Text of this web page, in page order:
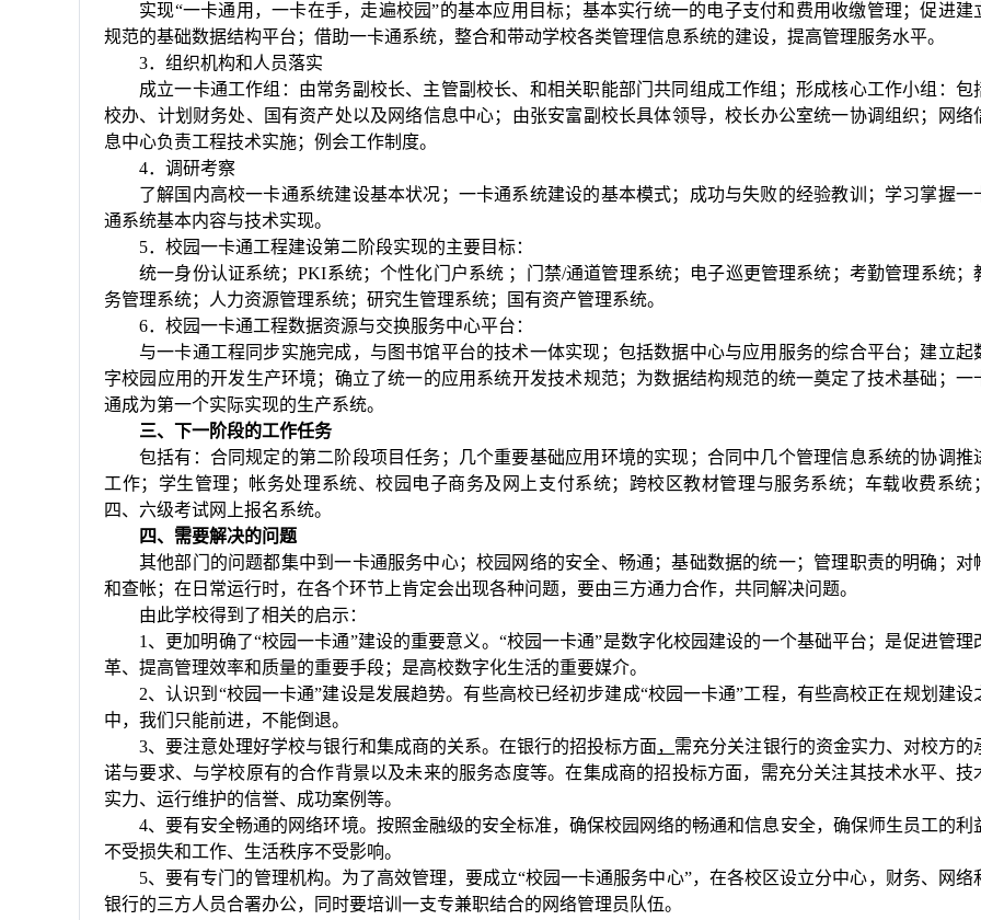
实现“一卡通用，一卡在手，走遍校园”的基本应用目标；基本实行统一的电子支付和费用收缴管理；促进建
规范的基础数据结构平台；借助一卡通系统，整合和带动学校各类管理信息系统的建设，提高管理服务水平。
3．组织机构和人员落实
成立一卡通工作组：由常务副校长、主管副校长、和相关职能部门共同组成工作组；形成核心工作小组：包
校办、计划财务处、国有资产处以及网络信息中心；由张安富副校长具体领导，校长办公室统一协调组织；网络
息中心负责工程技术实施；例会工作制度。
4．调研考察
了解国内高校一卡通系统建设基本状况；一卡通系统建设的基本模式；成功与失败的经验教训；学习掌握一
通系统基本内容与技术实现。
5．校园一卡通工程建设第二阶段实现的主要目标：
统一身份认证系统；PKI系统；个性化门户系统 ；门禁/通道管理系统；电子巡更管理系统；考勤管理系统；
务管理系统；人力资源管理系统；研究生管理系统；国有资产管理系统。
6．校园一卡通工程数据资源与交换服务中心平台：
与一卡通工程同步实施完成，与图书馆平台的技术一体实现；包括数据中心与应用服务的综合平台；建立起
字校园应用的开发生产环境；确立了统一的应用系统开发技术规范；为数据结构规范的统一奠定了技术基础；一
通成为第一个实际实现的生产系统。
三、下一阶段的工作任务
包括有：合同规定的第二阶段项目任务；几个重要基础应用环境的实现；合同中几个管理信息系统的协调推
工作；学生管理；帐务处理系统、校园电子商务及网上支付系统；跨校区教材管理与服务系统；车载收费系统；
四、六级考试网上报名系统。
四、需要解决的问题
其他部门的问题都集中到一卡通服务中心；校园网络的安全、畅通；基础数据的统一；管理职责的明确；对
和查帐；在日常运行时，在各个环节上肯定会出现各种问题，要由三方通力合作，共同解决问题。
由此学校得到了相关的启示：
1 、更加明确了“校园一卡通”建设的重要意义。 “校园一卡通”是数字化校园建设的一个基础平台；是促进管理
革、提高管理效率和质量的重要手段；是高校数字化生活的重要媒介。
2、认识到 “校园一卡通”建设是发展趋势。有些高校已经初步建成“校园一卡通”工程，有些高校正在规划建设
中，我们只能前进，不能倒退。
3、要注意处理好学校与银行和集成商的关系。在银行的招投标方面， 需充分关注银行的资金实力、对校方的
诺与要求、与学校原有的合作背景以及未来的服务态度等。在集成商的招投标方面，需充分关注其技术水平、技
实力、运行维护的信誉、成功案例等。
4、要有安全畅通的网络环境。按照金融级的安全标准，确保校园网络的畅通和信息安全，确保师生员工的利
不受损失和工作、生活秩序不受影响。
5、要有专门的管理机构。为了高效管理，要成立“校园一卡通服务中心”，在各校区设立分中心，财务、网络
银行的三方人员合署办公，同时要培训一支专兼职结合的网络管理员队伍。